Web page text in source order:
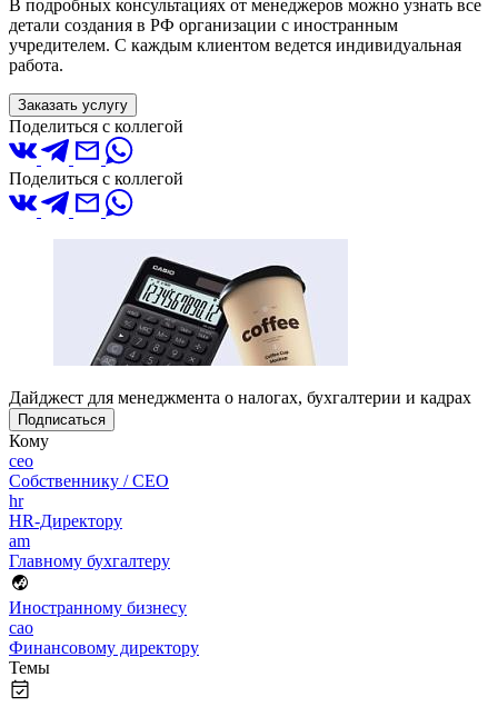
В подробных консультациях от менеджеров можно узнать все
детали создания в РФ организации с иностранным
учредителем. С каждым клиентом ведется индивидуальная
работа.
Заказать услугу
Поделиться с коллегой
Поделиться с коллегой
Дайджест для менеджмента о налогах, бухгалтерии и кадрах
Подписаться
Кому
ceo
Собственнику / CEO
hr
HR-Директору
am
Главному бухгалтеру
Иностранному бизнесу
cao
Финансовому директору
Темы